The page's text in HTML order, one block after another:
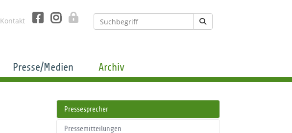
Kontakt
Presse/Medien Archiv
Pressesprecher
Pressemitteilungen